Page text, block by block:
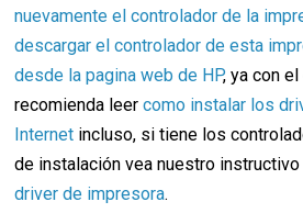
nuevamente el controlador de la
descargar el controlador de esta
desde la pagina web de HP, ya con
recomienda leercomo instalar los
Internet incluso, si tiene los
de instalación vea nuestro
driver de impresora.